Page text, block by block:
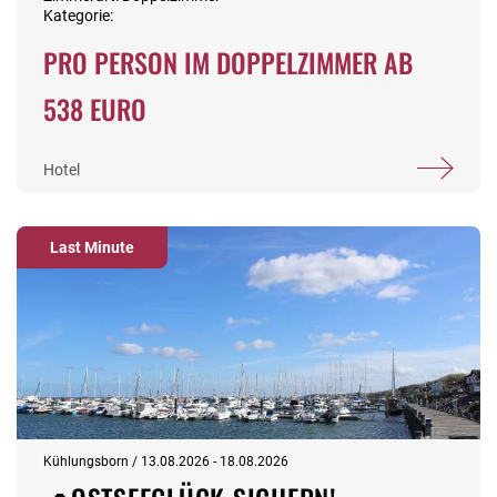
Kategorie:
PRO PERSON IM DOPPELZIMMER AB
538 EURO
Hotel
Last Minute
Kühlungsborn / 13.08.2026 - 18.08.2026